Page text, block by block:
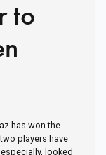
to
has won the
players have
looked